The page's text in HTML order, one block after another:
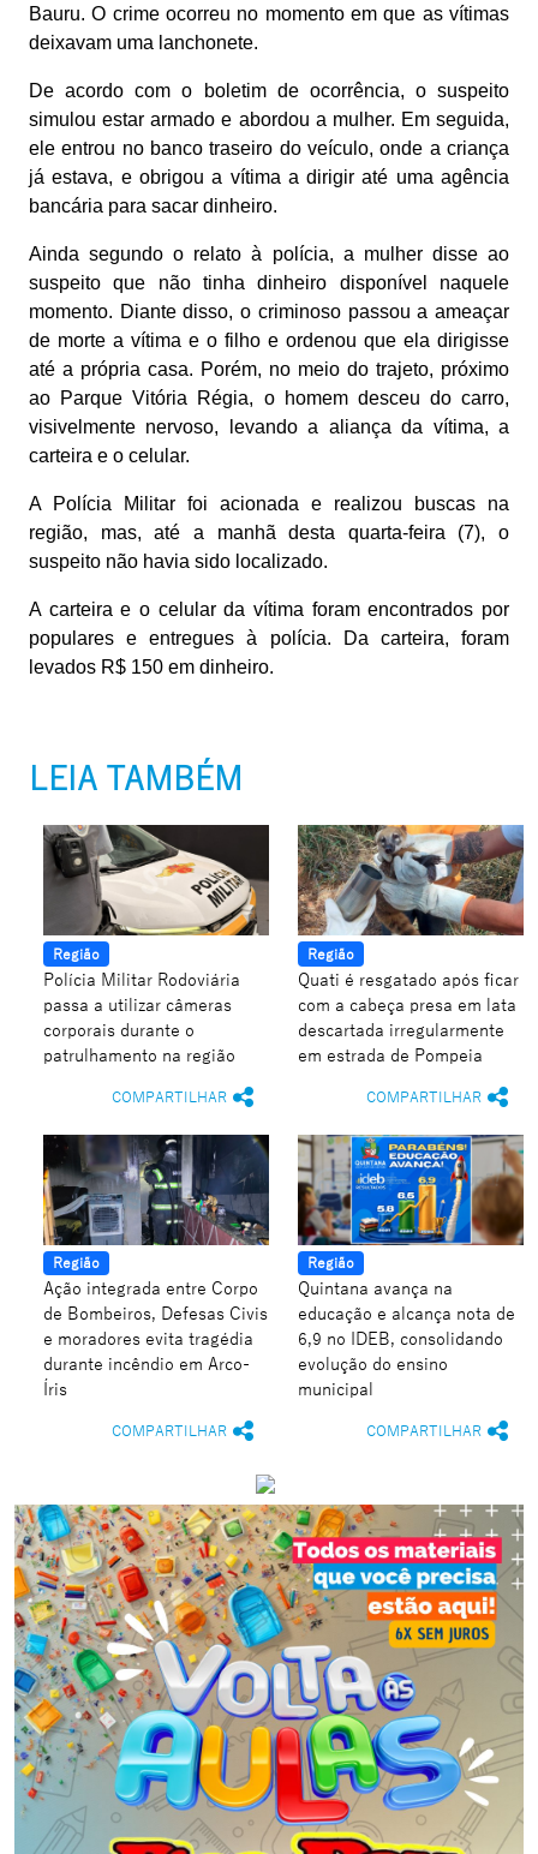
Bauru. O crime ocorreu no momento em que as vítimas
deixavam uma lanchonete.
De acordo com o boletim de ocorrência, o suspeito
simulou estar armado e abordou a mulher. Em seguida,
ele entrou no banco traseiro do veículo, onde a criança
já estava, e obrigou a vítima a dirigir até uma agência
bancária para sacar dinheiro.
Ainda segundo o relato à polícia, a mulher disse ao
suspeito que não tinha dinheiro disponível naquele
momento. Diante disso, o criminoso passou a ameaçar
de morte a vítima e o filho e ordenou que ela dirigisse
até a própria casa. Porém, no meio do trajeto, próximo
ao Parque Vitória Régia, o homem desceu do carro,
visivelmente nervoso, levando a aliança da vítima, a
carteira e o celular.
A Polícia Militar foi acionada e realizou buscas na
região, mas, até a manhã desta quarta-feira (7), o
suspeito não havia sido localizado.
A carteira e o celular da vítima foram encontrados por
populares e entregues à polícia. Da carteira, foram
levados R$ 150 em dinheiro.
LEIA TAMBÉM
Região
Polícia Militar Rodoviária
passa a utilizar câmeras
corporais durante o
patrulhamento na região
COMPARTILHAR
Região
Quati é resgatado após ficar
com a cabeça presa em lata
descartada irregularmente
em estrada de Pompeia
COMPARTILHAR
Região
Ação integrada entre Corpo
de Bombeiros, Defesas Civis
e moradores evita tragédia
durante incêndio em Arco-
Íris
COMPARTILHAR
Região
Quintana avança na
educação e alcança nota de
6,9 no IDEB, consolidando
evolução do ensino
municipal
COMPARTILHAR